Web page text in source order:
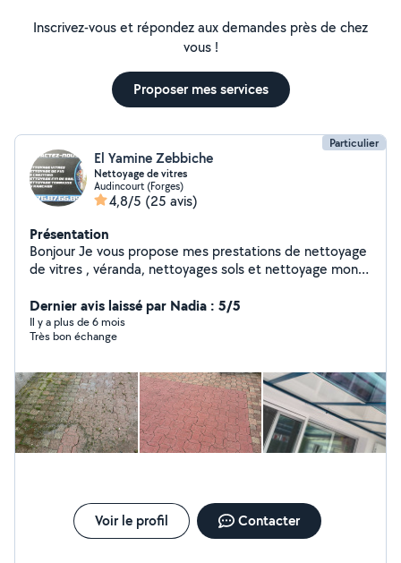
Inscrivez-vous et répondez aux demandes près de chez
vous !
Proposer mes services
Particulier
El Yamine Zebbiche
Nettoyage de vitres
Audincourt (Forges)
4,8/5 (25 avis)
Présentation
Bonjour Je vous propose mes prestations de nettoyage
de vitres , véranda, nettoyages sols et nettoyage mono
Dernier avis laissé par Nadia : 5/5
Il y a plus de 6 mois
Très bon échange
Voir le profil Contacter